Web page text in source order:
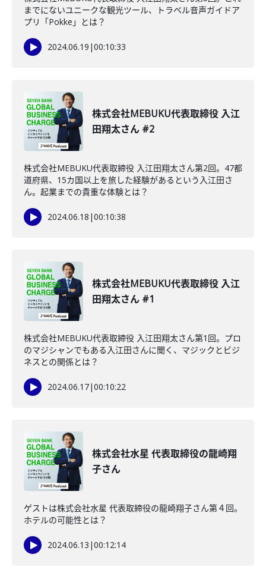
までにないユニークな観光ツール、トラベル音声ガイドア
プリ「Pokke」とは？
2024.06.19 |00:10:33
株式会社MEBUKU代表取締役 入江
田翔太さん #2
株式会社MEBUKU代表取締役 入江田翔太さん第2回。47都
道府県、15カ国以上を旅した経験があるという入江田さ
ん。起業までの貴重な体験とは？
2024.06.18 |00:10:38
株式会社MEBUKU代表取締役 入江
田翔太さん #1
株式会社MEBUKU代表取締役 入江田翔太さん第1回。プロ
のマジシャンでもある入江田さんに聞く、マジックとビジ
ネスとの関係とは？
2024.06.17|00:10:22
株式会社水星 代表取締役の龍崎翔
子さん
ゲストは株式会社水星 代表取締役の龍崎翔子さん第４回。
ホテルの可能性とは？
2024.06.13 |00:12:14